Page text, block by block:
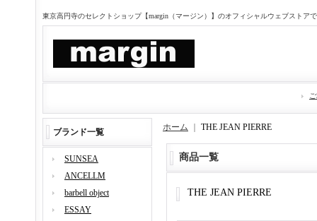
東京高円寺のセレクトショップ【margin（マージン）】のオフィシャルウェブストア
ブランド一覧
SUNSEA
ANCELLM
barbell object
ESSAY
ホーム THE JEAN PIERRE
商品一覧
THE JEAN PIERRE